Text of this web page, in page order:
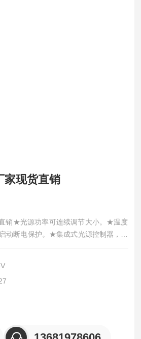
家现货直销
销★光源功率可连续调节大小。★温度
动断电保护。★集成式光源控制器，可
多种光源使用。★汞灯功率调节范围：
功率调节范围：100~1000W可连续调
围：100~500W可连续调节。★冷却水